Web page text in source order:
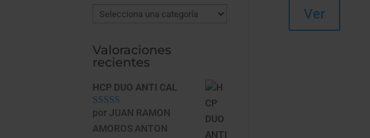
Ver
Valoraciones
recientes
HCP DUO ANTI CAL
Valorado con
5 de 5
por JUAN RAMON
AMOROS ANTON